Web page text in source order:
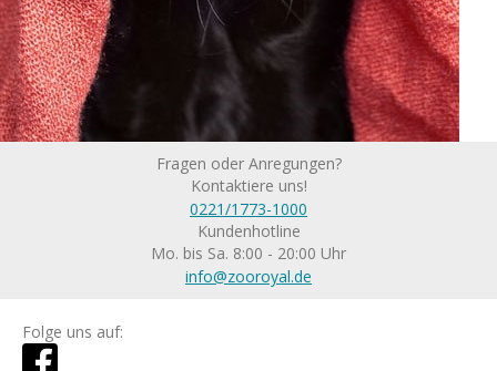
Fragen oder Anregungen?
Kontaktiere uns!
0221/1773-1000
Kundenhotline
Mo. bis Sa. 8:00 - 20:00 Uhr
info@zooroyal.de
Folge uns auf: